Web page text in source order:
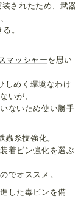
されたため、武器
。
マッシャーを思い
しめく環境なわけ
いが、
ないため使い勝手
糸技強化。
着ビン強化を選ぶ
でオススメ。
した毒ビンを備